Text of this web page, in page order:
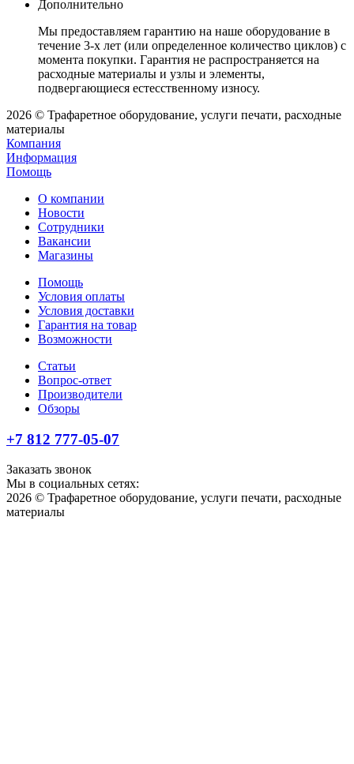
Дополнительно
Мы предоставляем гарантию на наше оборудование в
течение 3-х лет (или определенное количество циклов) с
момента покупки. Гарантия не распространяется на
расходные материалы и узлы и элементы,
подвергающиеся естесственному износу.
2026 © Трафаретное оборудование, услуги печати, расходные
материалы
Компания
Информация
Помощь
О компании
Новости
Сотрудники
Вакансии
Магазины
Помощь
Условия оплаты
Условия доставки
Гарантия на товар
Возможности
Статьи
Вопрос-ответ
Производители
Обзоры
+7 812 777-05-07
Заказать звонок
Мы в социальных сетях:
2026 © Трафаретное оборудование, услуги печати, расходные
материалы